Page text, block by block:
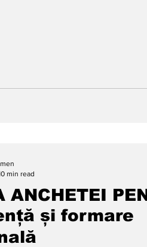
ANCHETEI
și formare
min read